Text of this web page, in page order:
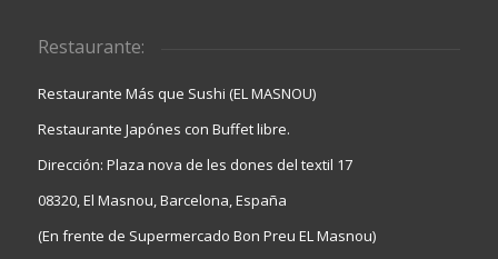
Restaurante:
Restaurante Más que Sushi (EL MASNOU)
Restaurante Japónes con Buffet libre.
Dirección: Plaza nova de les dones del textil 17
08320, El Masnou, Barcelona, España
(En frente de Supermercado Bon Preu EL Masnou)